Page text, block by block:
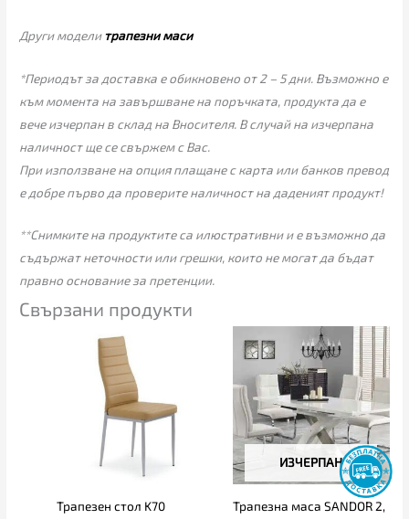
Други моделитрапезни маси
*Периодът за доставка е обикновено от 2 – 5 дни. Възможно е
към момента на завършване на поръчката, продукта да е
вече изчерпан в склад на Вносителя. В случай на изчерпана
наличност ще се свържем с Вас.
При използване на опция плащане с карта или банков превод
е добре първо да проверите наличност на даденият продукт!
**Снимките на продуктите са илюстративни и е възможно да
съдържат неточности или грешки, които не могат да бъдат
правно основание за претенции.
Свързани продукти
Трапезен стол K70
ИЗЧЕРПАН
Трапезна маса SANDOR 2,